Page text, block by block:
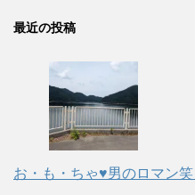
最近の投稿
お・も・ちゃ♥男のロマン笑